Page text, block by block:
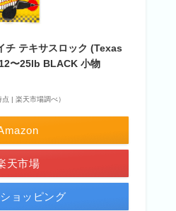
チ テキサスロック (Texas
〜25lb BLACK 小物
| 楽天市場調べ）
天市場
ョッピング